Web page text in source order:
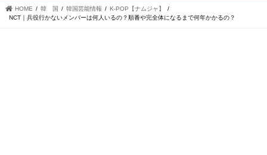
HOME 韓 国 韓国芸能情報
K-POP【ナムジャ】
NCT｜兵役行かないメンバーは何人いるの？順番や完全体になるまで何年かかるの？